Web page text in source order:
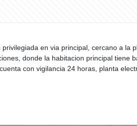
en via principal, cercano a la
donde la habitacion principal tiene
con vigilancia 24 horas, planta